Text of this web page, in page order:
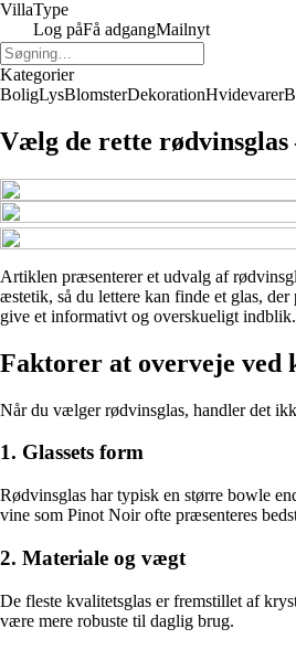
VillaType
Log påFå adgangMailnyt
Kategorier
BoligLysBlomsterDekorationHvidevarer
Vælg de rette
Artiklen præsenterer et udvalg af
æstetik, så du lettere kan finde et glas,
give et informativt og overskueligt indblik.
Faktorer at overveje ved
Når du vælger rødvinsglas, handler det
1. Glassets form
Rødvinsglas har typisk en større bowle
vine som Pinot Noir ofte præsenteres
2. Materiale og vægt
De fleste kvalitetsglas er fremstillet af
være mere robuste til daglig brug.